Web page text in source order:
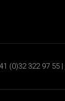
(0)32 322 97 55 |